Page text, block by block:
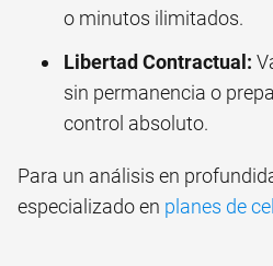
o minutos ilimitados.
Libertad Contractual:
sin permanencia o
control absoluto.
Para un análisis en
especializado en planes de